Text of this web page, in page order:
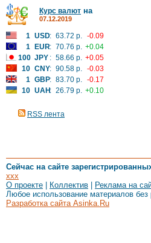
Курс валют на
07.12.2019
1 USD: 63.72 р. -0.09
1
EUR: 70.76 р. +0.04
100 JPY : 58.66 р. +0.05
10 CNY: 90.58 р. -0.03
1 GBP: 83.70 р. -0.17
10 UAH: 26.79 р. +0.10
RSS лента
Сейчас на сайте
xxx
О проекте
Коллектив Реклама на
Любое использование материалов
Разработка сайта Asinka.Ru